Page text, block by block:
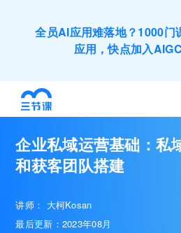
全员AI应用难落地？1000门
应用，快点加入
200+门DeepSeek应用课程
培训人只给员工找学习资源
提升？90天免费学习期限
出海业务到底要落地哪些国家
企业私域运营基础：私
和获客团队搭建
讲师： 大柯Kosan
最后更新：2023年08月